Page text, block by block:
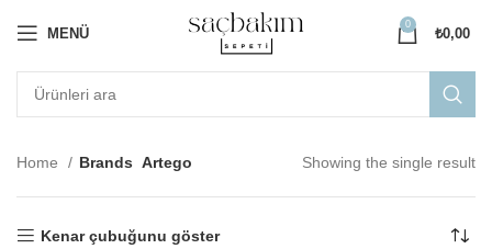
MENÜ
0
₺0,00
Home Brands Artego Showing the single result
Kenar çubuğunu göster